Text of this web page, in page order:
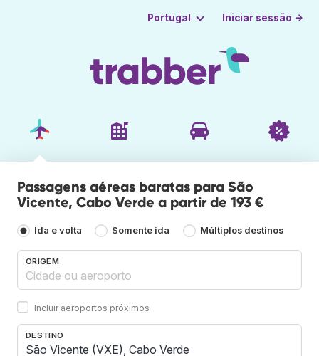
Portugal Iniciar sessão →
Passagens aéreas baratas para São
Vicente, Cabo Verde a partir de 193 €
Ida e volta Somente ida Múltiplos destinos
ORIGEM
Incluir aeroportos próximos
DESTINO